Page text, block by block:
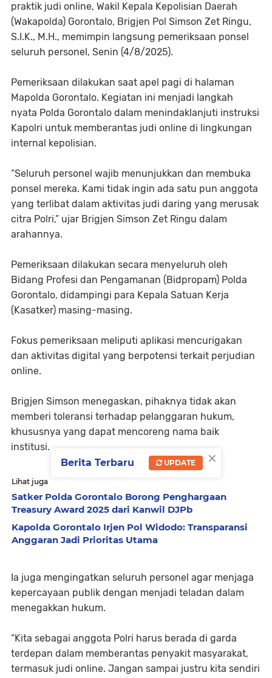
praktik judi online, Wakil Kepala Kepolisian Daerah
(Wakapolda) Gorontalo, Brigjen Pol Simson Zet Ringu,
S.I.K., M.H., memimpin langsung pemeriksaan ponsel
seluruh personel, Senin (4/8/2025).
Pemeriksaan dilakukan saat apel pagi di halaman
Mapolda Gorontalo. Kegiatan ini menjadi langkah
nyata Polda Gorontalo dalam menindaklanjuti instruksi
Kapolri untuk memberantas judi online di lingkungan
internal kepolisian.
“Seluruh personel wajib menunjukkan dan membuka
ponsel mereka. Kami tidak ingin ada satu pun anggota
yang terlibat dalam aktivitas judi daring yang merusak
citra Polri,” ujar Brigjen Simson Zet Ringu dalam
arahannya.
Pemeriksaan dilakukan secara menyeluruh oleh
Bidang Profesi dan Pengamanan (Bidpropam) Polda
Gorontalo, didampingi para Kepala Satuan Kerja
(Kasatker) masing-masing.
Fokus pemeriksaan meliputi aplikasi mencurigakan
dan aktivitas digital yang berpotensi terkait perjudian
online.
Brigjen Simson menegaskan, pihaknya tidak akan
memberi toleransi terhadap pelanggaran hukum,
khususnya yang dapat mencoreng nama baik
institusi.
Lihat juga
Satker Polda Gorontalo Borong Penghargaan
Treasury Award 2025 dari Kanwil DJPb
Kapolda Gorontalo Irjen Pol Widodo: Transparansi
Anggaran Jadi Prioritas Utama
Ia juga mengingatkan seluruh personel agar menjaga
kepercayaan publik dengan menjadi teladan dalam
menegakkan hukum.
“Kita sebagai anggota Polri harus berada di garda
terdepan dalam memberantas penyakit masyarakat,
termasuk judi online. Jangan sampai justru kita sendiri
×
Berita Terbaru UPDATE